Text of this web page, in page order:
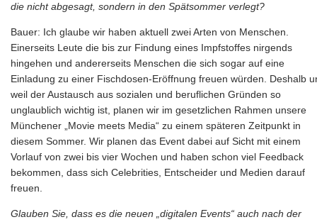
die nicht abgesagt, sondern in den Spätsommer verlegt?
Bauer: Ich glaube wir haben aktuell zwei Arten von Menschen.
Einerseits Leute die bis zur Findung eines Impfstoffes nirgends
hingehen und andererseits Menschen die sich sogar auf eine
Einladung zu einer Fischdosen-Eröffnung freuen würden. Deshalb
weil der Austausch aus sozialen und beruflichen Gründen so
unglaublich wichtig ist, planen wir im gesetzlichen Rahmen unsere
Münchener „Movie meets Media“ zu einem späteren Zeitpunkt in
diesem Sommer. Wir planen das Event dabei auf Sicht mit einem
Vorlauf von zwei bis vier Wochen und haben schon viel Feedback
bekommen, dass sich Celebrities, Entscheider und Medien darauf
freuen.
Glauben Sie, dass es die neuen „digitalen Events“ auch nach der